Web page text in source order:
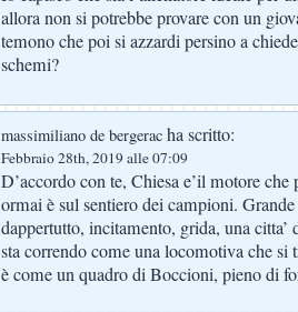
allora non si potrebbe provare con un
temono che poi si azzardi persino a
schemi?
massimiliano de bergerac ha scritto:
Febbraio 28th, 2019 alle 07:09
D’accordo con te, Chiesa e’il motore che
ormai è sul sentiero dei campioni.
dappertutto, incitamento, grida, una citta’
sta correndo come una locomotiva che si
è come un quadro di Boccioni, pieno di